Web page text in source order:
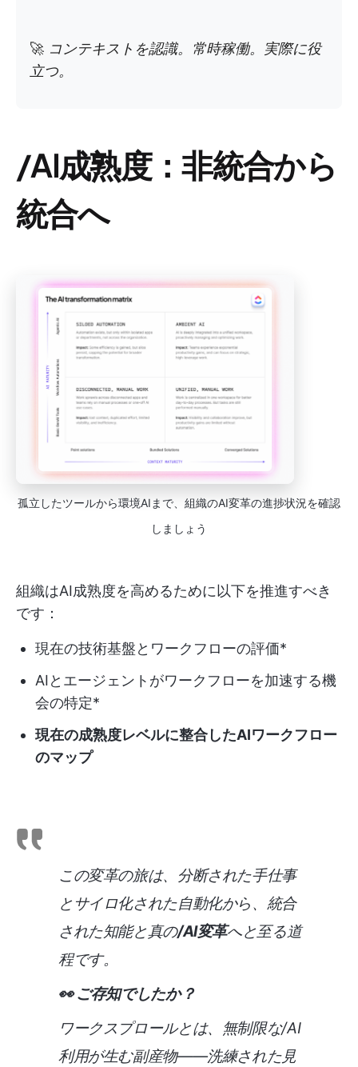
🚀 コンテキストを認識。常時稼働。実際に役
立つ。
/AI成熟度：非統合から
統合へ
孤立したツールから環境AIまで、組織のAI変革の進捗状況を確認
しましょう
組織はAI成熟度を高めるために以下を推進すべき
です：
現在の技術基盤とワークフローの評価*
AIとエージェントがワークフローを加速する機
会の特定*
現在の成熟度レベルに整合したAIワークフロー
のマップ
この変革の旅は、分断された手仕事
とサイロ化された自動化から、統合
された知能と真の/AI変革へと至る道
程です。
👀 ご存知でしたか？
ワークスプロールとは、無制限な/AI
利用が生む副産物——洗練された見